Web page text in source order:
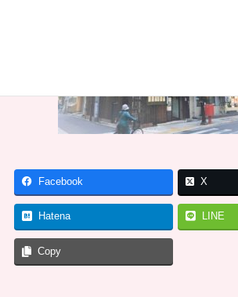
Facebook X
Hatena LINE
Copy